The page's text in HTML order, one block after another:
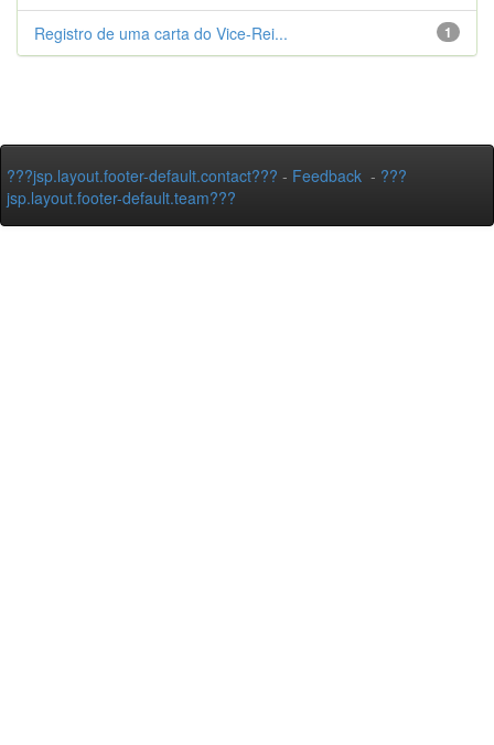
1
Registro de uma carta do Vice-Rei...
???jsp.layout.footer-default.contact??? - Feedback - ???
jsp.layout.footer-default.team???